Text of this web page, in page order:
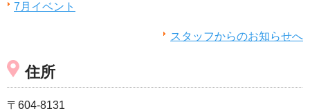
スタッフからのお知らせへ
7月イベント
住所
〒604-8131